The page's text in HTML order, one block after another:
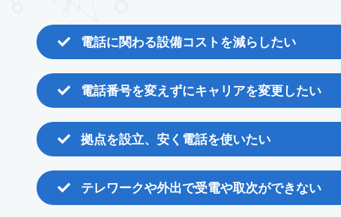
電話に関わる設備コストを減らしたい
電話番号を変えずにキャリアを変更したい
拠点を設立、安く電話を使いたい
テレワークや外出で受電や取次ができない